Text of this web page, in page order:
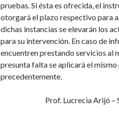
pruebas. Si ésta es ofrecida, el
otorgará el plazo respectivo para
dichas instancias se elevarán los
para su intervención. En caso de
encuentren prestando servicios al
presunta falta se aplicará el
precedentemente.
Prof. Lucrecia Arijó –